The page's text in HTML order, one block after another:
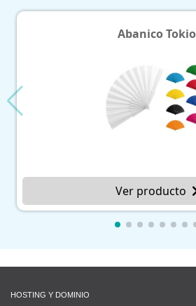
Abanico Tokio
Ver producto
HOSTING Y DOMINIO